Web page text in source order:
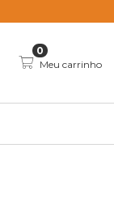
Meu carrinho
0